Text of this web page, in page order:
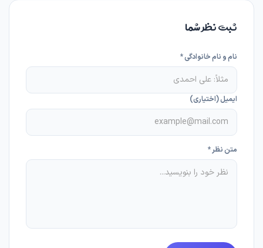
ثبت نظر شما
نام و نام خانوادگی *
ایمیل (اختیاری)
متن نظر *